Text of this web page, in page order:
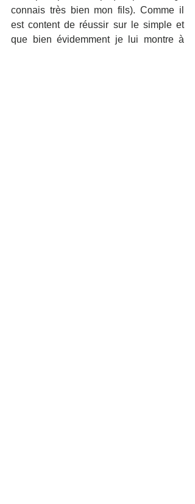
connais très bien mon fils). Comme il
est content de réussir sur le simple et
que bien évidemment je lui montre à